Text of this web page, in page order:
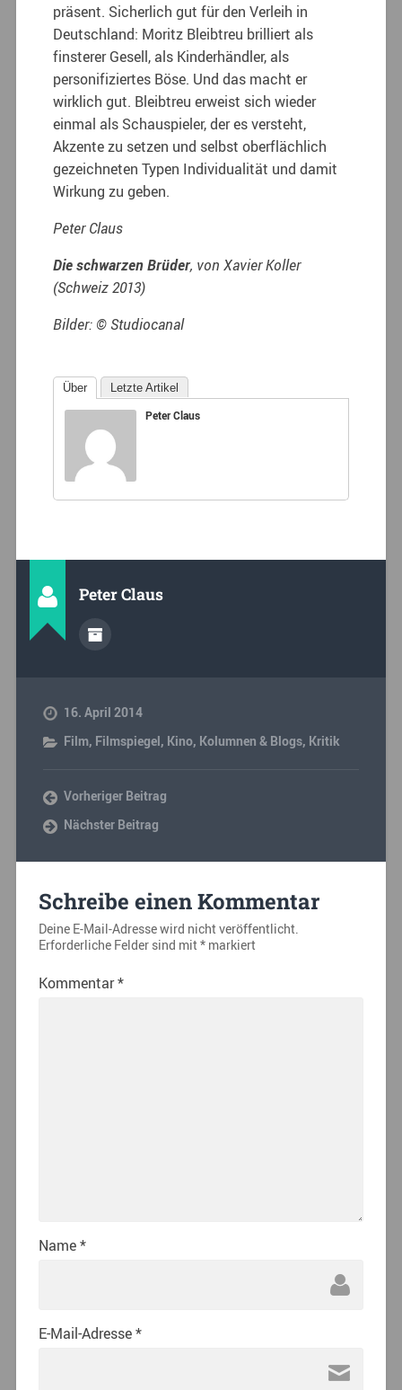
präsent. Sicherlich gut für den Verleih in
Deutschland: Moritz Bleibtreu brilliert als
finsterer Gesell, als Kinderhändler, als
personifiziertes Böse. Und das macht er
wirklich gut. Bleibtreu erweist sich wieder
einmal als Schauspieler, der es versteht,
Akzente zu setzen und selbst oberflächlich
gezeichneten Typen Individualität und damit
Wirkung zu geben.
Peter Claus
Die schwarzen Brüder, von Xavier Koller
(Schweiz 2013)
Bilder: © Studiocanal
Über Letzte Artikel
Peter Claus
Peter Claus
16. April 2014
Film, Filmspiegel, Kino, Kolumnen & Blogs, Kritik
Vorheriger Beitrag
Nächster Beitrag
Schreibe einen Kommentar
Deine E-Mail-Adresse wird nicht veröffentlicht.
Erforderliche Felder sind mit*markiert
Kommentar*
Name*
E-Mail-Adresse*